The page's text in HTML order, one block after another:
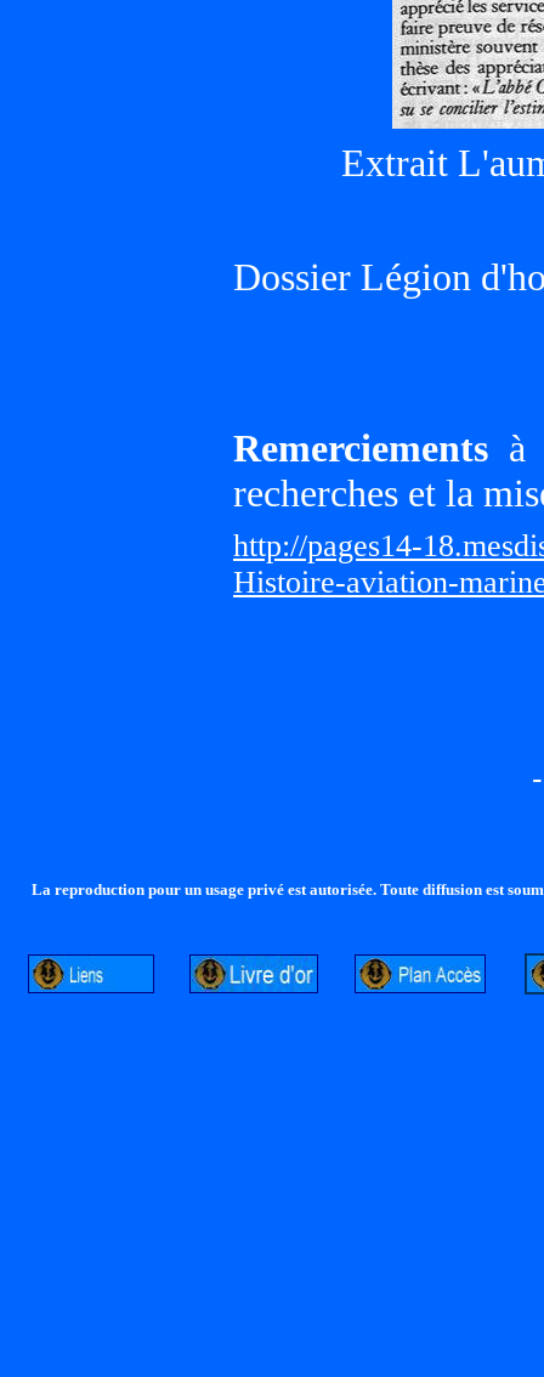
Extrait
Dossier Légion
Remerciements à
recherches et la
http://pages14-
Histoire-aviation-
La reproduction pour un usage privé est autorisée. Toute diffusion est